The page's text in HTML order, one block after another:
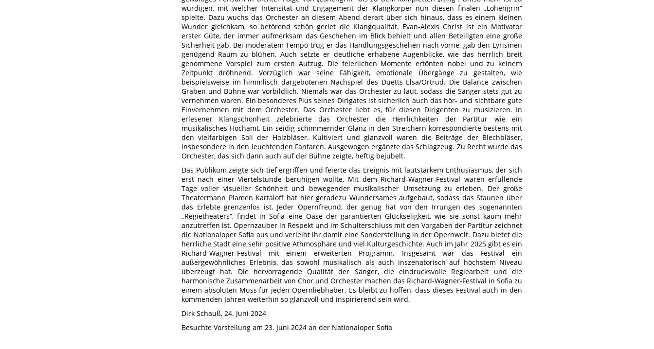
würdigen, mit welcher Intensität und Engagement der Klangkörper nun diesen finalen „Lohengrin“
spielte. Dazu wuchs das Orchester an diesem Abend derart über sich hinaus, dass es einem kleinen
Wunder gleichkam, so betörend schön geriet die Klangqualität. Evan-Alexis Christ ist ein Motivator
erster Güte, der immer aufmerksam das Geschehen im Blick behielt und allen Beteiligten eine große
Sicherheit gab. Bei moderatem Tempo trug er das Handlungsgeschehen nach vorne, gab den Lyrismen
genügend Raum zu blühen. Auch setzte er deutliche erhabene Augenblicke, wie das herrlich breit
genommene Vorspiel zum ersten Aufzug. Die feierlichen Momente ertönten nobel und zu keinem
Zeitpunkt dröhnend. Vorzüglich war seine Fähigkeit, emotionale Übergänge zu gestalten, wie
beispielsweise im himmlisch dargebotenen Nachspiel des Duetts Elsa/Ortrud. Die Balance zwischen
Graben und Bühne war vorbildlich. Niemals war das Orchester zu laut, sodass die Sänger stets gut zu
vernehmen waren. Ein besonderes Plus seines Dirigates ist sicherlich auch das hör- und sichtbare gute
Einvernehmen mit dem Orchester. Das Orchester liebt es, für diesen Dirigenten zu musizieren. In
erlesener Klangschönheit zelebrierte das Orchester die Herrlichkeiten der Partitur wie ein
musikalisches Hochamt. Ein seidig schimmernder Glanz in den Streichern korrespondierte bestens mit
den vielfarbigen Soli der Holzbläser. Kultiviert und glanzvoll waren die Beiträge der Blechbläser,
insbesondere in den leuchtenden Fanfaren. Ausgewogen ergänzte das Schlagzeug. Zu Recht wurde das
Orchester, das sich dann auch auf der Bühne zeigte, heftig bejubelt.
Das Publikum zeigte sich tief ergriffen und feierte das Ereignis mit lautstarkem Enthusiasmus, der sich
erst nach einer Viertelstunde beruhigen wollte. Mit dem Richard-Wagner-Festival waren erfüllende
Tage voller visueller Schönheit und bewegender musikalischer Umsetzung zu erleben. Der große
Theatermann Plamen Kartaloff hat hier geradezu Wundersames aufgebaut, sodass das Staunen über
das Erlebte grenzenlos ist. Jeder Opernfreund, der genug hat von den Irrungen des sogenannten
„Regietheaters“, findet in Sofia eine Oase der garantierten Glückseligkeit, wie sie sonst kaum mehr
anzutreffen ist. Opernzauber in Respekt und im Schulterschluss mit den Vorgaben der Partitur zeichnet
die Nationaloper Sofia aus und verleiht ihr damit eine Sonderstellung in der Opernwelt. Dazu bietet die
herrliche Stadt eine sehr positive Athmosphäre und viel Kulturgeschichte. Auch im Jahr 2025 gibt es ein
Richard-Wagner-Festival mit einem erweiterten Programm. Insgesamt war das Festival ein
außergewöhnliches Erlebnis, das sowohl musikalisch als auch inszenatorisch auf höchstem Niveau
überzeugt hat. Die hervorragende Qualität der Sänger, die eindrucksvolle Regiearbeit und die
harmonische Zusammenarbeit von Chor und Orchester machen das Richard-Wagner-Festival in Sofia zu
einem absoluten Muss für jeden Opernliebhaber. Es bleibt zu hoffen, dass dieses Festival auch in den
kommenden Jahren weiterhin so glanzvoll und inspirierend sein wird.
Dirk Schauß, 24. Juni 2024
Besuchte Vorstellung am 23. Juni 2024 an der Nationaloper Sofia